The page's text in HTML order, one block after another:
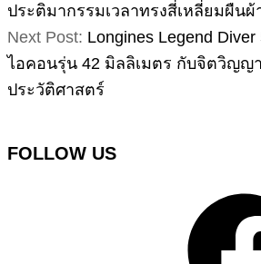
ประติมากรรมเวลาทรงสี่เหลี่ยมผืน
Next Post: Longines Legend
ไอคอนรุ่น 42 มิลลิเมตร กับจิตวิญญ
ประวัติศาสตร์
FOLLOW US